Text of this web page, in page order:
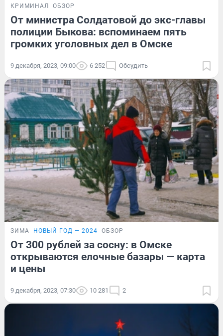
КРИМИНАЛ ОБЗОР
От министра Солдатовой до экс-главы
полиции Быкова: вспоминаем пять
громких уголовных дел в Омске
9 декабря, 2023, 09:00 6 252 Обсудить
ЗИМА НОВЫЙ ГОД — 2024 ОБЗОР
От 300 рублей за сосну: в Омске
открываются елочные базары — карта
и цены
9 декабря, 2023, 07:30 10 281 2